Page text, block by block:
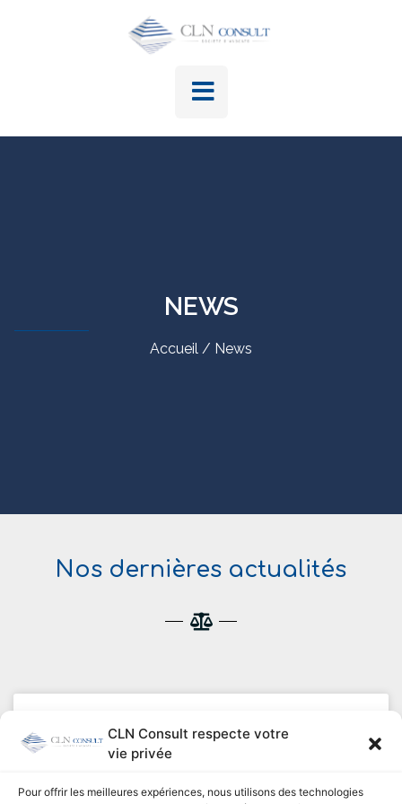
CLN Consult respecte votre
vie privée
Pour offrir les meilleures expériences, nous utilisons des technologies
NEWS
Accueil / News
Nos dernières actualités
2015
Un arrêté du 23 décembre 2014 fixe les taux de l’intérêt